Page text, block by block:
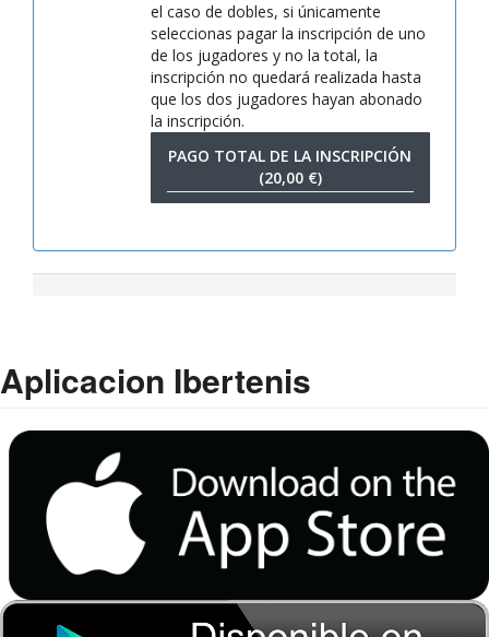
el caso de dobles, si únicamente
seleccionas pagar la inscripción de uno
de los jugadores y no la total, la
inscripción no quedará realizada hasta
que los dos jugadores hayan abonado
la inscripción.
PAGO TOTAL DE LA INSCRIPCIÓN
(20,00 €)
Aplicacion Ibertenis